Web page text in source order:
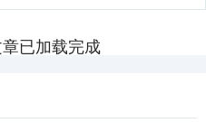
已加载完成